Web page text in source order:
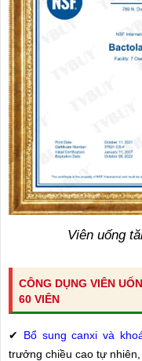
Viên uống
CÔNG DỤNG VIÊN
60 VIÊN
✔ Bổ sung canxi và
trưởng chiều cao tự